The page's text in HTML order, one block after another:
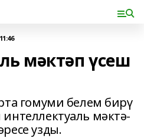
мәктәп үсеш
гомуми белем бирү
мәктә-
узды.